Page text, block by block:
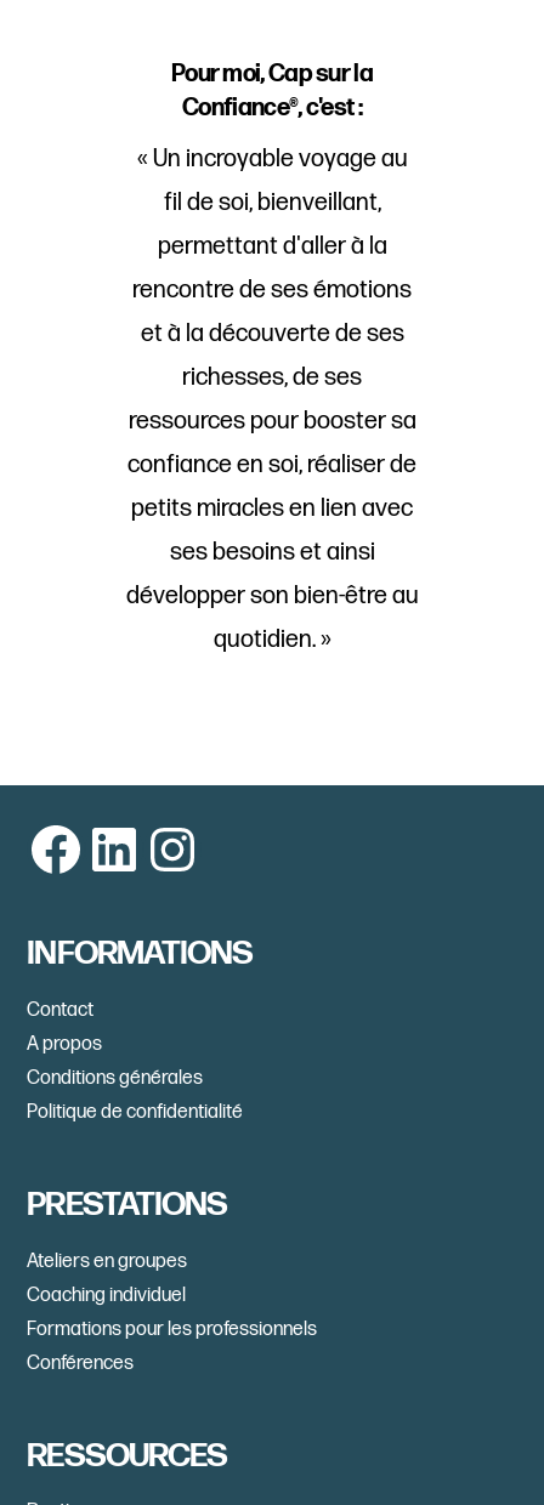
Pour moi, Cap sur la
Confiance®, c'est :
« Un incroyable voyage au
fil de soi, bienveillant,
permettant d'aller à la
rencontre de ses émotions
et à la découverte de ses
richesses, de ses
ressources pour booster sa
confiance en soi, réaliser de
petits miracles en lien avec
ses besoins et ainsi
développer son bien-être au
quotidien. »
Facebook
LinkedIn
Instagram
INFORMATIONS
Contact
A propos
Conditions générales
Politique de confidentialité
PRESTATIONS
Ateliers en groupes
Coaching individuel
Formations pour les professionnels
Conférences
RESSOURCES